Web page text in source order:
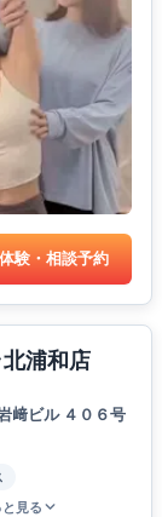
体験・相談予約
浦和店
﨑ビル ４０６号
と見る